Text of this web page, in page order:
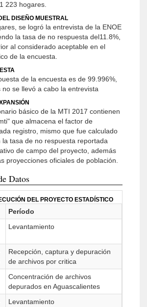
223 hogares.
DISEÑO MUESTRAL
se logró la entrevista de la ENOE
la tasa de no respuesta del11.8%,
al considerado aceptable en el
de la encuesta.
de la encuesta es de 99.996%,
se llevó a cabo la entrevista
básico de la MTI 2017 contienen
que almacena el factor de
registro, mismo que fue calculado
tasa de no respuesta reportada
de campo del proyecto, además
proyecciones oficiales de población.
Datos
DEL PROYECTO ESTADÍSTICO
Período
Levantamiento
Recepción, captura y depuración
de archivos por critica
Concentración de archivos
depurados en Aguascalientes
Levantamiento